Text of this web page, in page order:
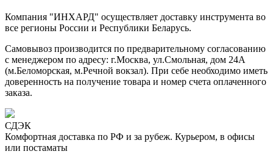
Компания "ИНХАРД" осуществляет доставку инструмента во
все регионы России и Республики Беларусь.
Самовывоз производится по предварительному согласованию
с менеджером по адресу: г.Москва, ул.Смольная, дом 24А
(м.Беломорская, м.Речной вокзал). При себе необходимо иметь
доверенность на получение товара и номер счета оплаченного
заказа.
СДЭК
Комфортная доставка по РФ и за рубеж. Курьером, в офисы
или постаматы